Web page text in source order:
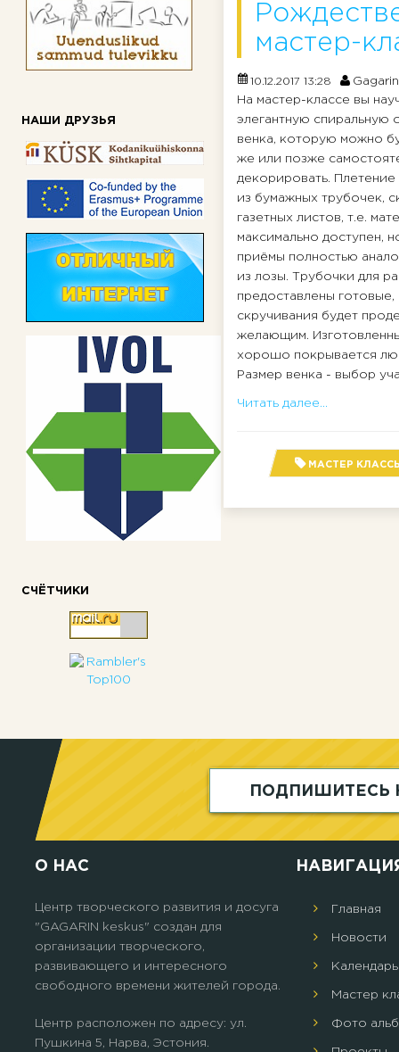
НАШИ ДРУЗЬЯ
СЧЁТЧИКИ
мастер-
10.12.2017 13:28
Gagarin
На мастер-классе вы
элегантную спиральную
венка, которую можно
же или позже
декорировать. Плетение
из бумажных трубочек,
газетных листов, т.е.
максимально доступен,
приёмы полностью
из лозы. Трубочки для
предоставлены готовые,
скручивания будет
желающим.
хорошо покрывается
Размер венка - выбор
Читать далее...
МАСТЕР
ПОДПИШИТЕСЬ
О НАС
Центр творческого развития и досуга
"GAGARIN keskus" создан для
организации творческого,
развивающего и интересного
свободного времени жителей города.
Центр расположен по адресу: ул.
Пушкина 5, Нарва, Эстония.
Главная
Новости
Календарь
Мастер
Фото